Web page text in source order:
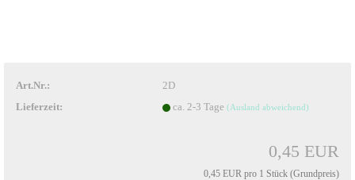
Art.Nr.:
2D
Lieferzeit:
ca. 2-3 Tage (Ausland abweichend)
0,45 EUR
0,45 EUR pro 1 Stück (Grundpreis)